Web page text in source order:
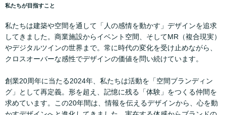
私たちが目指すこと
私たちは建築や空間を通して「人の感情を動かす」デザインを追求
してきました。商業施設からイベント空間、そしてMR（複合現実）
やデジタルツインの世界まで。常に時代の変化を受け止めながら、
クロスオーバーな感性でデザインの価値を問い続けています。
創業20周年に当たる2024年、私たちは活動を「空間ブランディン
グ」として再定義。形を超え、記憶に残る「体験」をつくる仲間を
求めています。この20年間は、情報を伝えるデザインから、心を動